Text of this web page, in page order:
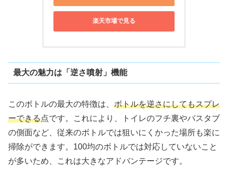
楽天市場で見る
最大の魅力は「逆さ噴射」機能
このボトルの最大の特徴は、 ボトルを逆さにしてもスプレ
ーできる点です。これにより、トイレのフチ裏やバスタブ
の側面など、従来のボトルでは狙いにくかった場所も楽に
掃除ができます。100均のボトルでは対応していないこと
が多いため、これは大きなアドバンテージです。